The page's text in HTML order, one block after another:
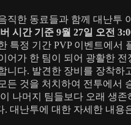
직한 동료들과 함께 대난투
시간 기준 9월 27일 오전
특정 기간 PVP 이벤트에서
어가 한 팀이 되어 광활한
니다. 발견한 장비를 장착하
든 것을 처치하여 전투에서
나머지 팀들보다 오래 생
. 대난투에 대한 자세한 내용